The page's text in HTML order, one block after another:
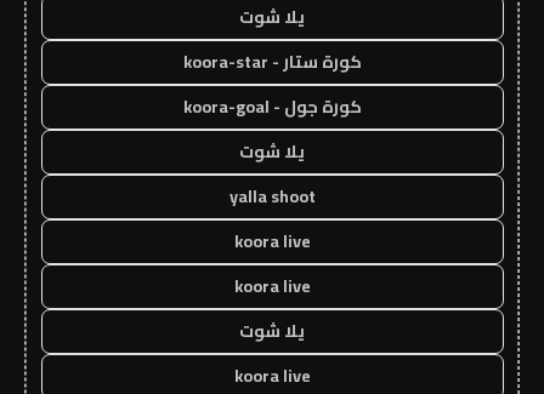
يلا شوت
كورة ستار - koora-star
كورة جول - koora-goal
يلا شوت
yalla shoot
koora live
koora live
يلا شوت
koora live